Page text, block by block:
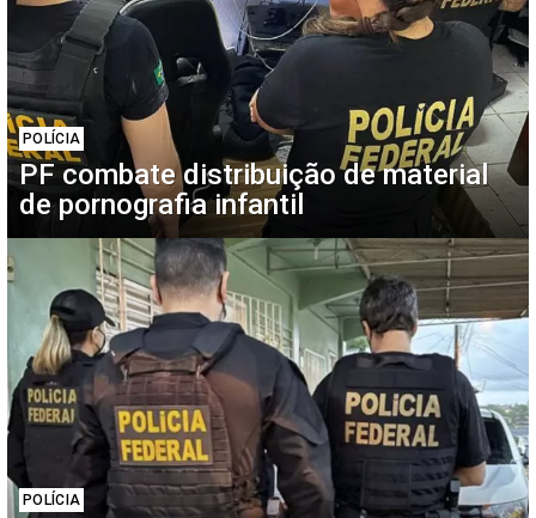
POLÍCIA
PF combate distribuição de material
de pornografia infantil
POLÍCIA